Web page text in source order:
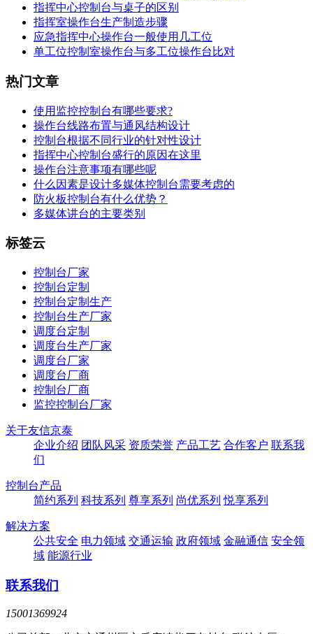
指挥中心控制台与桌子的区别
指挥室操作台生产制造步骤
应急指挥中心操作台一般使用几工位
单工位控制室操作台与多工位操作台比对
热门文章
使用监控控制台有哪些要求?
操作台线路布置与通风结构设计
控制台根据不同行业的针对性设计
指挥中心控制台盛行的原因在这里
操作台注意事项有哪些呢
什么因素是设计多媒体控制台需要考虑的
防火板控制台有什么优势？
多媒体讲台的主要类别
标签云
控制台厂家
控制台定制
控制台定制生产
控制台生产厂家
调度台定制
调度台生产厂家
调度台厂家
调度台厂商
控制台厂商
监控控制台厂家
关于友信京泰
企业介绍 团队风采 资质荣誉 产品工艺 合作客户 联系我
们
控制台产品
简约系列 科技系列 尊享系列 尚优系列 悦享系列
解决方案
公共安全 电力领域 交通运输 政府领域 金融通信 安全领
域 能源行业
联系我们
15001369924